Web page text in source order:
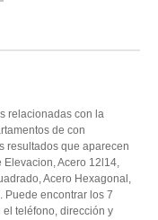
relacionadas con la
de con
resultados que aparecen
Acero 12l14,
Acero Hexagonal,
Puede encontrar los 7
teléfono, dirección y